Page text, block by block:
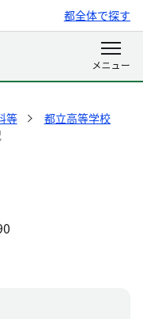
都全体で探す
等
都立高等学校